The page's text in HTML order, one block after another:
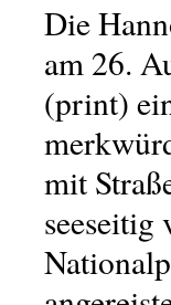
Die
am 26.
(print)
mit
seeseitig